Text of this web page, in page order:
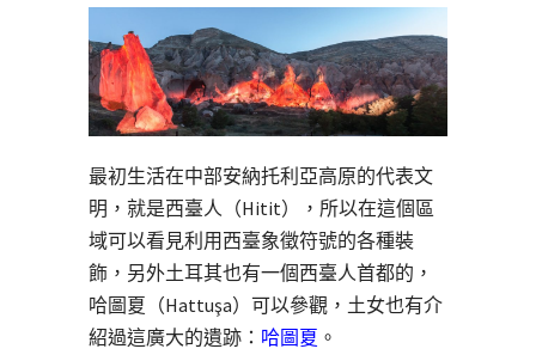
最初生活在中部安納托利亞高原的代表文
明，就是西臺人（Hitit），所以在這個區
域可以看見利用西臺象徵符號的各種裝
飾，另外土耳其也有一個西臺人首都的，
哈圖夏（Hattuşa）可以參觀，土女也有介
紹過這廣大的遺跡： 哈圖夏 。